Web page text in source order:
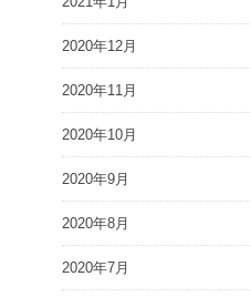
2020年12月
2020年11月
2020年10月
2020年9月
2020年8月
2020年7月